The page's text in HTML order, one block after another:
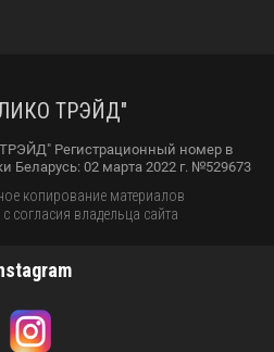
ТРЭЙД"
Регистрационный номер в
Беларусь: 02 марта 2022 г. №529673
копирование материалов
согласия владельца сайта